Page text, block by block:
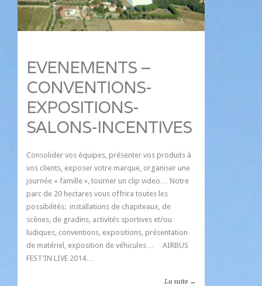
EVENEMENTS –
CONVENTIONS-
EXPOSITIONS-
SALONS-INCENTIVES
Consolider vos équipes, présenter vos produits à
vos clients, exposer votre marque, organiser une
journée « famille », tourner un clip video… Notre
parc de 20 hectares vous offrira toutes les
possibilités: installations de chapiteaux, de
scènes, de gradins, activités sportives et/ou
ludiques, conventions, expositions, présentation
de matériel, exposition de véhicules… AIRBUS
FEST’IN LIVE 2014…
La suite →